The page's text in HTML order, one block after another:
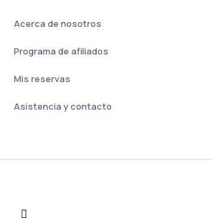
Acerca de nosotros
Programa de afiliados
Mis reservas
Asistencia y contacto